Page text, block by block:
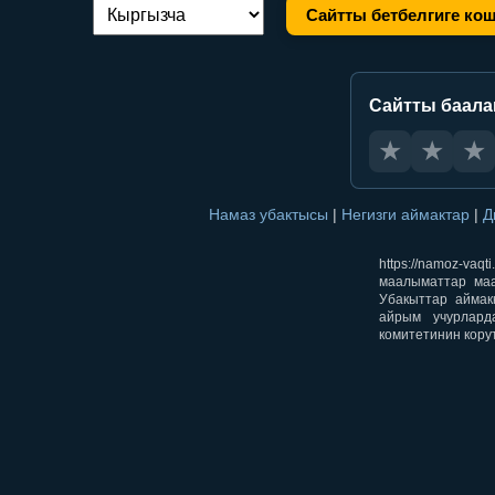
Тилди алмаштыруу: Сайтты бетбелгиге
Сайтты
★ ★ ★
Намаз убактысы | Негизги аймактар |
https://namoz-
маалыматтар
Убакыттар
айрым
комитетинин